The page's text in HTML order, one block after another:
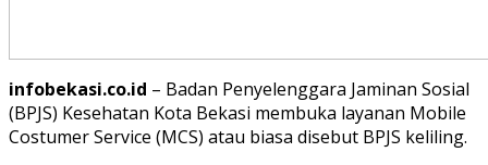
infobekasi.co.id – Badan Penyelenggara Jaminan Sosial
(BPJS) Kesehatan Kota Bekasi membuka layanan Mobile
Costumer Service (MCS) atau biasa disebut BPJS keliling.